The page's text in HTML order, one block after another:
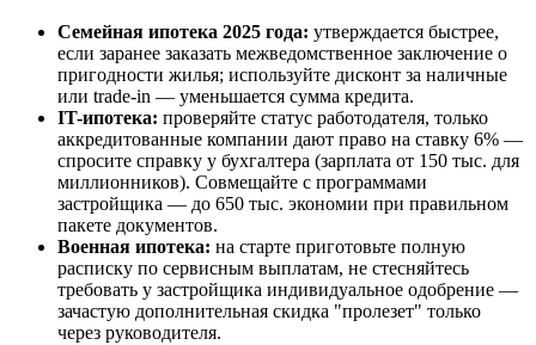
Семейная ипотека 2025 года: утверждается быстрее,
если заранее заказать межведомственное заключение о
пригодности жилья; используйте дисконт за наличные
или trade-in — уменьшается сумма кредита.
IT-ипотека: проверяйте статус работодателя, только
аккредитованные компании дают право на ставку 6% —
спросите справку у бухгалтера (зарплата от 150 тыс. для
миллионников). Совмещайте с программами
застройщика — до 650 тыс. экономии при правильном
пакете документов.
Военная ипотека: на старте приготовьте полную
расписку по сервисным выплатам, не стесняйтесь
требовать у застройщика индивидуальное одобрение —
зачастую дополнительная скидка "пролезет" только
через руководителя.